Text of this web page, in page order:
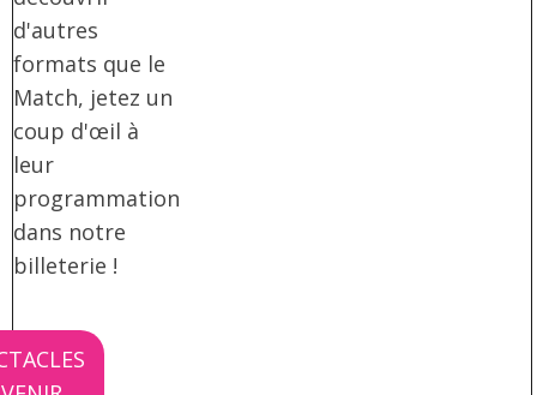
d'autres
formats que le
Match, jetez un
coup d'œil à
leur
programmation
dans notre
billeterie !